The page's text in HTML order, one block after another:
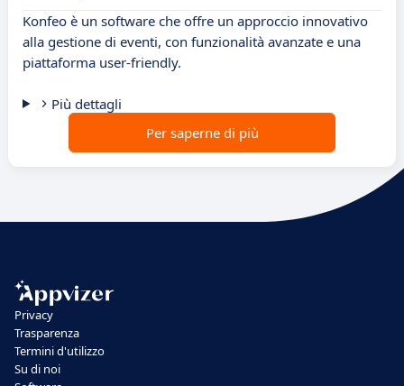
Konfeo è un software che offre un approccio innovativo
alla gestione di eventi, con funzionalità avanzate e una
piattaforma user-friendly.
Più dettagli
Per saperne di più
Privacy
Trasparenza
Termini d'utilizzo
Su di noi